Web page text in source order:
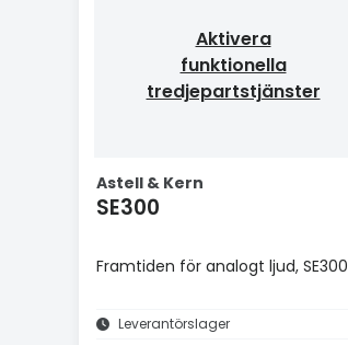
Aktivera
funktionella
tredjepartstjänster
Astell & Kern
SE300
Framtiden för analogt ljud, SE300
Leverantörslager